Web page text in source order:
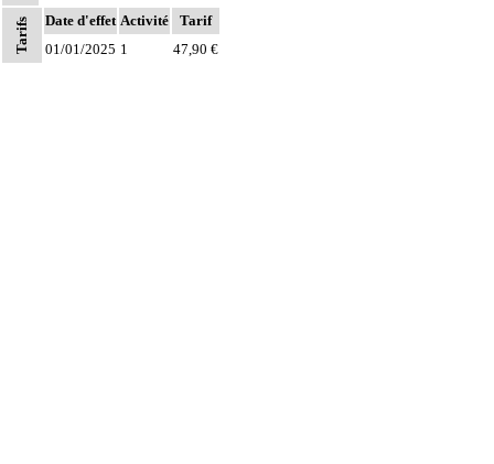
8
collection intraabdominale associée, la toilette péritonéale et/ou la pose de
drain.
Tarifs Date d'effet Activité
Tarif
01/01/2025 1 47,90 €